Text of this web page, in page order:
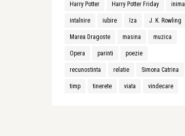
Harry Potter Harry Potter Friday inima
intalnire iubire Iza J. K. Rowling
Marea Dragoste masina muzica
Opera parinti poezie
recunostinta relatie Simona Catrina
timp tinerete viata vindecare